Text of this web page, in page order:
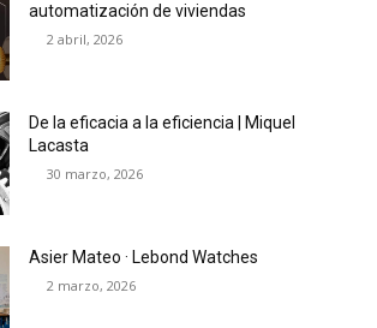
automatización de viviendas
2 abril, 2026
De la eficacia a la eficiencia | Miquel
Lacasta
30 marzo, 2026
Asier Mateo · Lebond Watches
2 marzo, 2026